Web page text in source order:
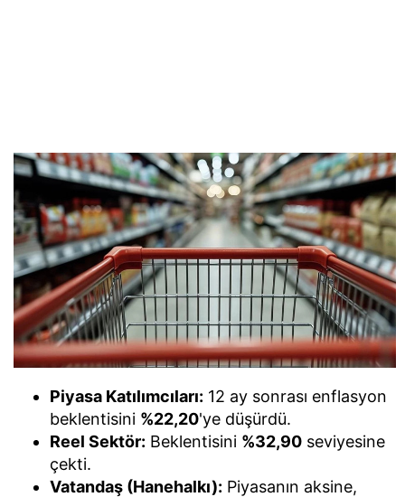
Piyasa Katılımcıları: 12 ay sonrası enflasyon
beklentisini %22,20'ye düşürdü.
Reel Sektör: Beklentisini %32,90 seviyesine
çekti.
Vatandaş (Hanehalkı): Piyasanın aksine,